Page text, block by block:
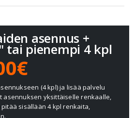
asennus +
tai pienempi 4 kpl
(4 kpl) ja lisää palvelu
asennuksen yksittäiselle renkaalle,
pitää sisällään 4 kpl renkaita,